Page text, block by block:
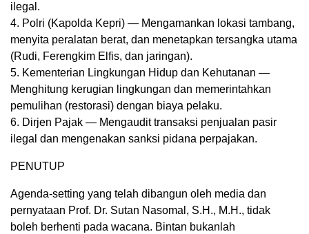
ilegal.
4. Polri (Kapolda Kepri) — Mengamankan lokasi tambang,
menyita peralatan berat, dan menetapkan tersangka utama
(Rudi, Ferengkim Elfis, dan jaringan).
5. Kementerian Lingkungan Hidup dan Kehutanan —
Menghitung kerugian lingkungan dan memerintahkan
pemulihan (restorasi) dengan biaya pelaku.
6. Dirjen Pajak — Mengaudit transaksi penjualan pasir
ilegal dan mengenakan sanksi pidana perpajakan.
PENUTUP
Agenda-setting yang telah dibangun oleh media dan
pernyataan Prof. Dr. Sutan Nasomal, S.H., M.H., tidak
boleh berhenti pada wacana. Bintan bukanlah